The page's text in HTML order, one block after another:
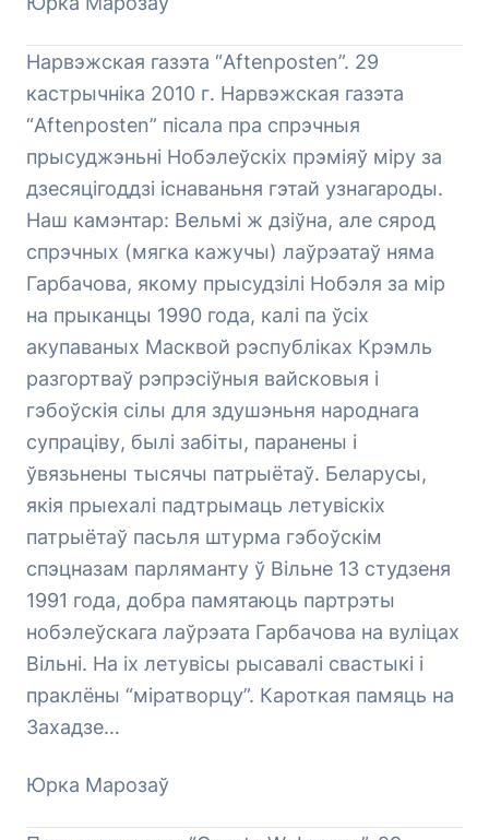
Нарвэжская газэта “Aftenposten”. 29
кастрычніка 2010 г. Нарвэжская газэта
“Aftenposten” пісала пра спрэчныя
прысуджэньні Нобэлеўскіх прэміяў міру за
дзесяцігоддзі існаваньня гэтай узнагароды.
Наш камэнтар: Вельмі ж дзіўна, але сярод
спрэчных (мягка кажучы) лаўрэатаў няма
Гарбачова, якому прысудзілі Нобэля за мір
на прыканцы 1990 года, калі па ўсіх
акупаваных Масквой рэспубліках Крэмль
разгортваў рэпрэсіўныя вайсковыя і
гэбоўскія сілы для здушэньня народнага
супраціву, былі забіты, паранены і
ўвязьнены тысячы патрыётаў. Беларусы,
якія прыехалі падтрымаць летувіскіх
патрыётаў пасьля штурма гэбоўскім
спэцназам парляманту ў Вільне 13 студзеня
1991 года, добра памятаюць партрэты
нобэлеўскага лаўрэата Гарбачова на вуліцах
Вільні. На іх летувісы рысавалі свастыкі і
праклёны “міратворцу”. Кароткая памяць на
Захадзе…
Юрка Марозаў